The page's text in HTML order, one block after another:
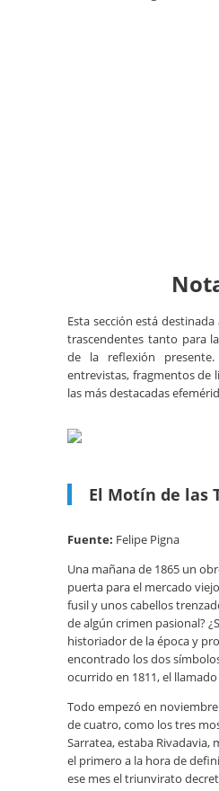
Esta sección está
trascendentes tanto para
de la reflexión presente.
entrevistas, fragmentos de
las más destacadas
El Motín de las
Fuente: Felipe Pigna
Una mañana de 1865 un
puerta para el mercado
fusil y unos cabellos
de algún crimen pasional?
historiador de la época y
encontrado los dos
ocurrido en 1811, el
Todo empezó en
de cuatro, como los tres
Sarratea, estaba Rivadavia,
el primero a la hora de
ese mes el triunvirato